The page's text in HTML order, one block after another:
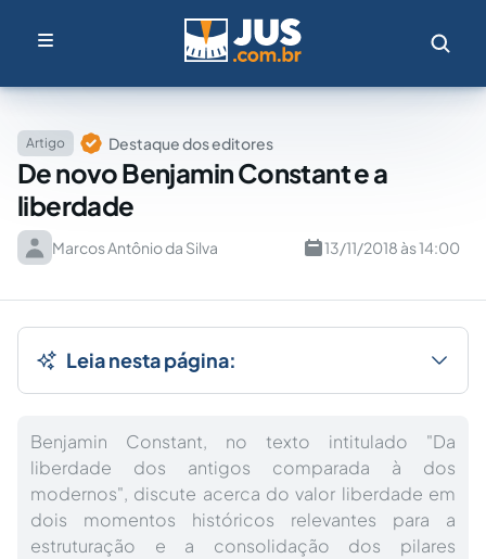
Artigo Destaque dos editores
De novo Benjamin Constant e a
liberdade
Marcos Antônio da Silva 13/11/2018 às 14:00
Leia nesta página:
Benjamin Constant, no texto intitulado "Da
liberdade dos antigos comparada à dos
modernos", discute acerca do valor liberdade em
dois momentos históricos relevantes para a
estruturação e a consolidação dos pilares